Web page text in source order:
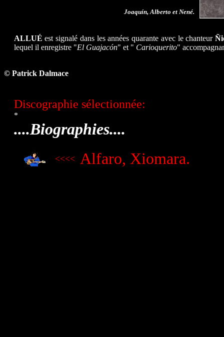
Joaquín, Alberto et Nené.
ALLUÉ est signalé dans les années quarante avec le chanteur
lequel il enregistre "El Guajacón" et " Carioquerito"
© Patrick Dalmace
Discographie sélectionnée:
*
....Biographies....
<<<< Alfaro, Xiomara.